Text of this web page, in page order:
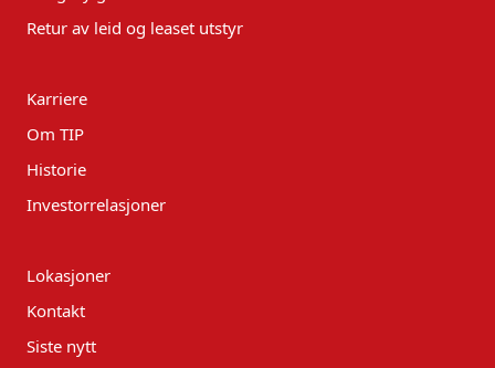
Retur av leid og leaset utstyr
Karriere
Om TIP
Historie
Investorrelasjoner
Lokasjoner
Kontakt
Siste nytt